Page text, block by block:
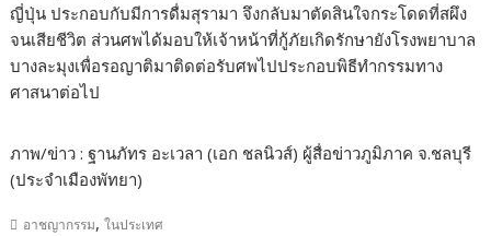
ญี่ปุ่น ประกอบกับมีการดื่มสุรามา จึงกลับมาตัดสินใจกระโดดที่สผึง
จนเสียชีวิต ส่วนศพได้มอบให้เจ้าหน้าที่กู้ภัยเกิดรักษายังโรงพยาบาล
บางละมุงเพื่อรอญาติมาติดต่อรับศพไปประกอบพิธีทำกรรมทาง
ศาสนาต่อไป
ภาพ/ข่าว : ฐานภัทร อะเวลา (เอก ชลนิวส์) ผู้สื่อข่าวภูมิภาค จ.ชลบุรี
(ประจำเมืองพัทยา)
อาชญากรรม,ในประเทศ